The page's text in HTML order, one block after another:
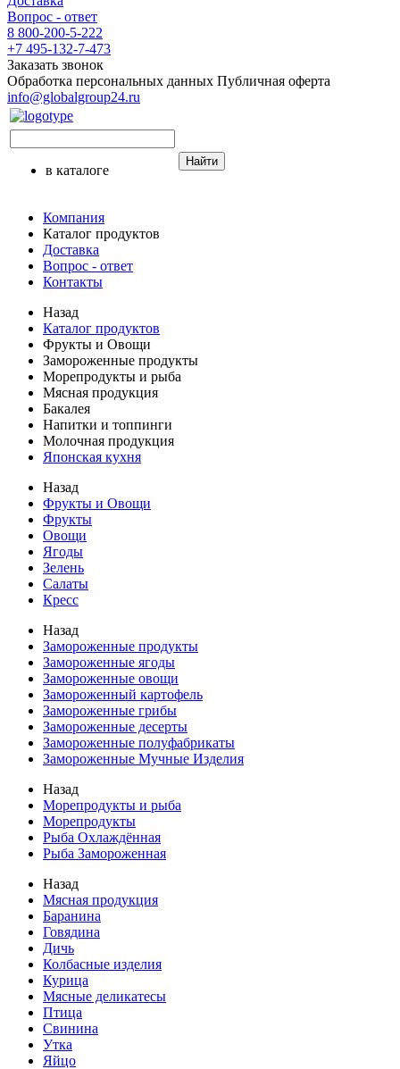
Вопрос - ответ
8 800-200-5-222
+7 495-132-7-473
Заказать звонок
Обработка персональных данных Публичная оферта
info@globalgroup24.ru
в каталоге
Найти
Компания
Каталог продуктов
Доставка
Вопрос - ответ
Контакты
Назад
Каталог продуктов
Фрукты и Овощи
Замороженные продукты
Морепродукты и рыба
Мясная продукция
Бакалея
Напитки и топпинги
Молочная продукция
Японская кухня
Назад
Фрукты и Овощи
Фрукты
Овощи
Ягоды
Зелень
Салаты
Кресс
Назад
Замороженные продукты
Замороженные ягоды
Замороженные овощи
Замороженный картофель
Замороженные грибы
Замороженные десерты
Замороженные полуфабрикаты
Замороженные Мучные Изделия
Назад
Морепродукты и рыба
Морепродукты
Рыба Охлаждённая
Рыба Замороженная
Назад
Мясная продукция
Баранина
Говядина
Дичь
Колбасные изделия
Курица
Мясные деликатесы
Птица
Свинина
Утка
Яйцо